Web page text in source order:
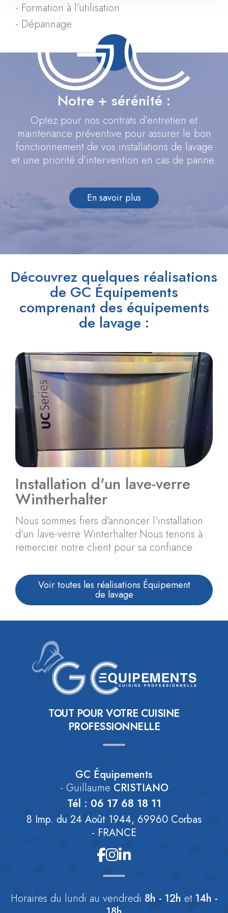
Formation à l’utilisation
Dépannage
Notre + sérénité :
Optez pour nos contrats d'entretien et
maintenance préventive pour assurer le bon
fonctionnement de vos installations de lavage
et une priorité d’intervention en cas de panne.
En savoir plus
Découvrez quelques réalisations
de GC Équipements
comprenant des équipements
de lavage :
Installation d'un lave-verre
Wintherhalter
Nous sommes fiers d'annoncer l'installation
d'un lave-verre Winterhalter.Nous tenons à
remercier notre client pour sa confiance.
Voir toutes les réalisations Équipement
de lavage
TOUT POUR VOTRE CUISINE
PROFESSIONNELLE
GC Équipements
- Guillaume CRISTIANO
Tél : 06 17 68 18 11
8 Imp. du 24 Août 1944, 69960 Corbas
- FRANCE
Horaires du lundi au vendredi 8h - 12h et 14h -